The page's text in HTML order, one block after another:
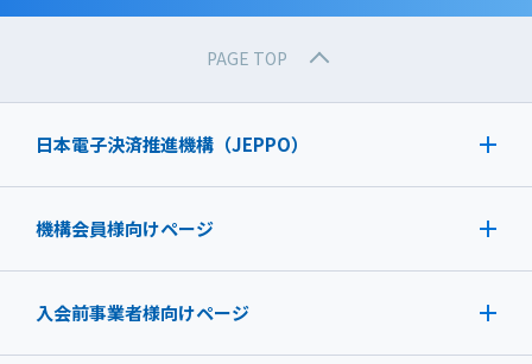
PAGE TOP
日本電子決済推進機構（JEPPO）
機構会員様向けページ
入会前事業者様向けページ